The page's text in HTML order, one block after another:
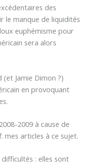
des
le manque de liquidités
euphémisme pour
sera alors
Jamie Dimon ?)
en provoquant
2009 à cause de
mes articles à ce sujet.
: elles sont